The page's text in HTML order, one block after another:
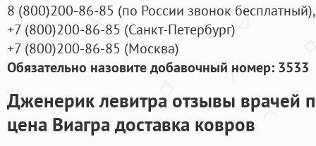
8 (800)200-86-85 (по России звонок бесплатный),
+7 (800)200-86-85 (Санкт-Петербург)
+7 (800)200-86-85 (Москва)
Обязательно назовите добавочный номер: 3533
Дженерик левитра отзывы врачей
цена Виагра доставка ковров